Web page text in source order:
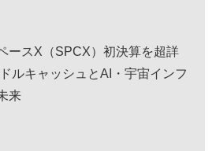
ースX（SPCX）初決算を超詳
ルキャッシュとAI・宇宙インフ
来